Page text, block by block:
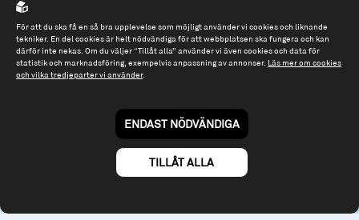
Tel: 08 - 545 813 40
fonder@spiltanfonder.se
Till spiltan.se
© 2026 - Spiltan Fonder AB
By Sphinxly
För att du ska få en så bra upplevelse som möjligt använder vi cookies och liknande
tekniker. En del cookies är helt nödvändiga för att webbplatsen ska fungera och kan
därför inte nekas. Om du väljer “Tillåt alla” använder vi även cookies och data för
statistik och marknadsföring, exempelvis anpassning av annonser. Läs mer om cookies
och vilka tredjeparter vi använder.
ENDAST NÖDVÄNDIGA
TILLÅT ALLA